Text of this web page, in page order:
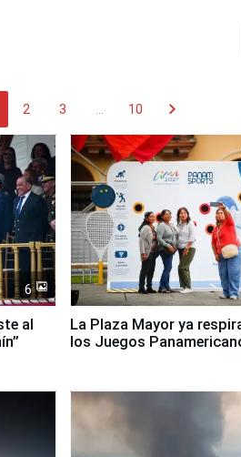
2 3 10 chevron_right
6
al
La Plaza Mayor ya
los Juegos